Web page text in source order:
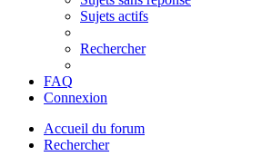
Sujets actifs
Rechercher
FAQ
Connexion
Accueil du forum
Rechercher